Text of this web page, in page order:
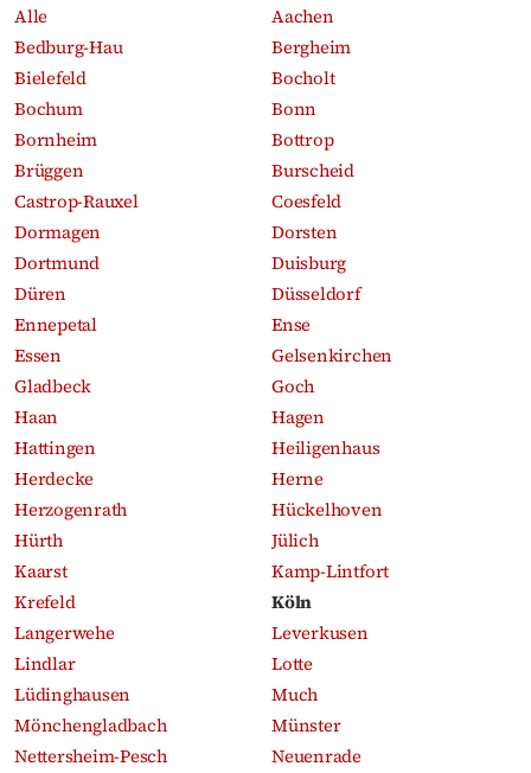
Alle
Aachen
Bedburg-Hau
Bergheim
Bielefeld
Bocholt
Bochum
Bonn
Bornheim
Bottrop
Brüggen
Burscheid
Castrop-Rauxel
Coesfeld
Dormagen
Dorsten
Dortmund
Duisburg
Düren
Düsseldorf
Ennepetal
Ense
Essen
Gelsenkirchen
Gladbeck
Goch
Haan
Hagen
Hattingen
Heiligenhaus
Herdecke
Herne
Herzogenrath
Hückelhoven
Hürth
Jülich
Kaarst
Kamp-Lintfort
Krefeld
Köln
Langerwehe
Leverkusen
Lindlar
Lotte
Lüdinghausen
Much
Mönchengladbach
Münster
Nettersheim-Pesch
Neuenrade